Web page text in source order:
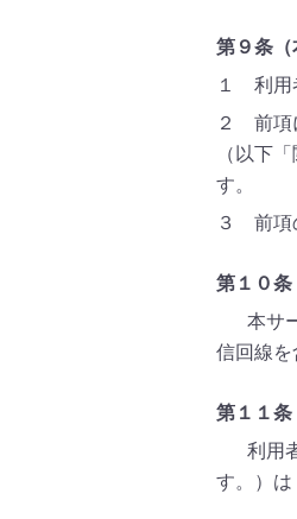
第９条（
１ 利用
２ 前項
（以下
す。
３ 前項
第１０条
本サ
信回線を
第１１条
利用
す。）は